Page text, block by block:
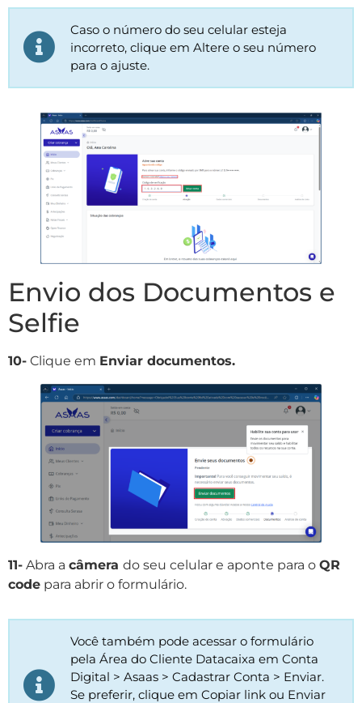
Caso o número do seu celular esteja
incorreto, clique em Altere o seu número
para o ajuste.
Envio dos Documentos e
Selfie
10- Clique em Enviar documentos.
11- Abra a câmera do seu celular e aponte para o QR
code para abrir o formulário.
Você também pode acessar o formulário
pela Área do Cliente Datacaixa em Conta
Digital > Asaas > Cadastrar Conta > Enviar.
Se preferir, clique em Copiar link ou Enviar